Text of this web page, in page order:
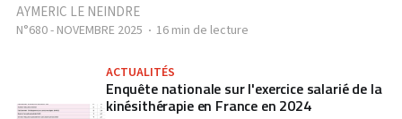
AYMERIC LE NEINDRE
N°680 - NOVEMBRE 2025 16 min de lecture
ACTUALITÉS
Enquête nationale sur l'exercice salarié de la
kinésithérapie en France en 2024